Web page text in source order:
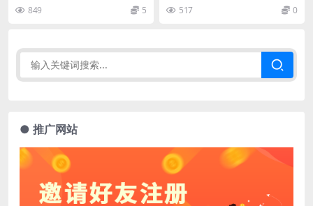
849 5 517 0
● 推广网站